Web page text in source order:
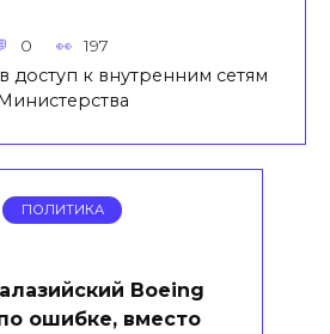
0 197
доступ к внутренним сетям
ПОЛИТИКА
Boeing
ошибке, вместо